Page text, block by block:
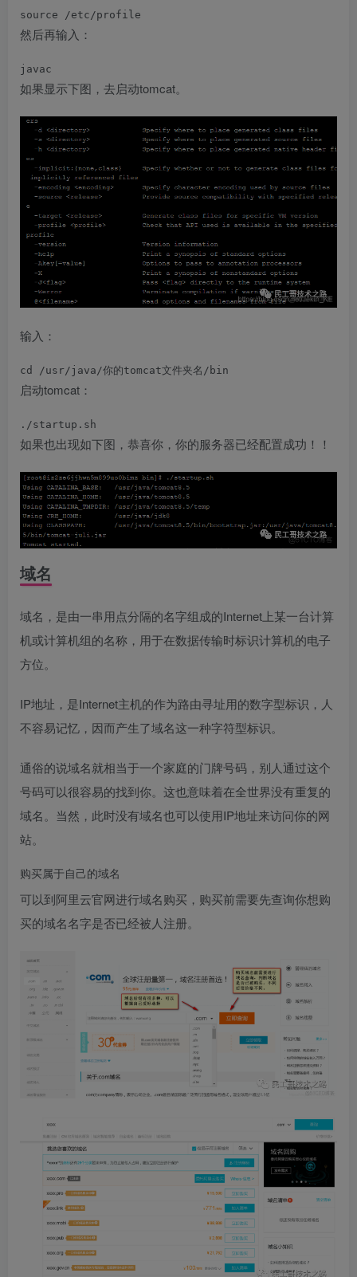
source /etc/profile
然后再输入：
javac
如果显示下图，去启动tomcat。
输入：
cd /usr/java/你的tomcat文件夹名/bin
启动tomcat：
./startup.sh
如果也出现如下图，恭喜你，你的服务器已经配置成功！！
域名
域名，是由一串用点分隔的名字组成的Internet上某一台计算
机或计算机组的名称，用于在数据传输时标识计算机的电子
方位。
IP地址，是Internet主机的作为路由寻址用的数字型标识，人
不容易记忆，因而产生了域名这一种字符型标识。
通俗的说域名就相当于一个家庭的门牌号码，别人通过这个
号码可以很容易的找到你。这也意味着在全世界没有重复的
域名。当然，此时没有域名也可以使用IP地址来访问你的网
站。
购买属于自己的域名
可以到阿里云官网进行域名购买，购买前需要先查询你想购
买的域名名字是否已经被人注册。